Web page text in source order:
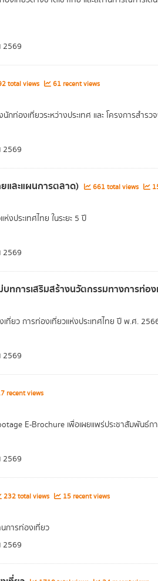
total views 61 recent views
กท่องเที่ยวระหว่างประเทศ และ โครงการสำ
และแผนการตลาด) 661 total views
ประเทศไทย ในระยะ 5 ปี
การเสริมสร้างนวัตกรรมทางการท่อง
ที่ยว การท่องเที่ยวแห่งประเทศไทย ปี พ.ศ.
recent views
E-Brochure เพื่อเผยแพร่ประชาสัมพันธ์กา
232 total views 15 recent views
การท่องเที่ยว